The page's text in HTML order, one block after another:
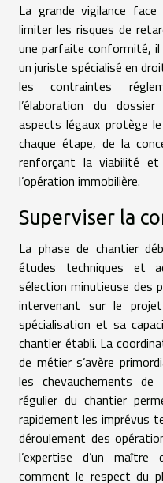
La grande vigilance
limiter les risques de
une parfaite conformité,
un juriste spécialisé en
les contraintes
l’élaboration du
aspects légaux protège
chaque étape, de la
renforçant la viabilité et
l’opération immobilière.
Superviser la
La phase de chantier
études techniques et
sélection minutieuse des
intervenant sur le
spécialisation et sa
chantier établi. La
de métier s’avère
les chevauchements
régulier du chantier
rapidement les imprévus
déroulement des
l’expertise d’un maître
comment le respect du